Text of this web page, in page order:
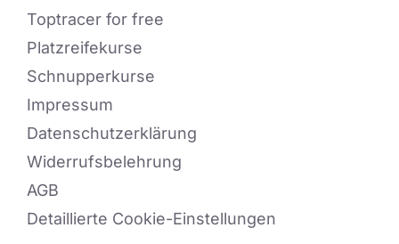
Toptracer for free
Platzreifekurse
Schnupperkurse
Impressum
Datenschutzerklärung
Widerrufsbelehrung
AGB
Detaillierte Cookie-Einstellungen